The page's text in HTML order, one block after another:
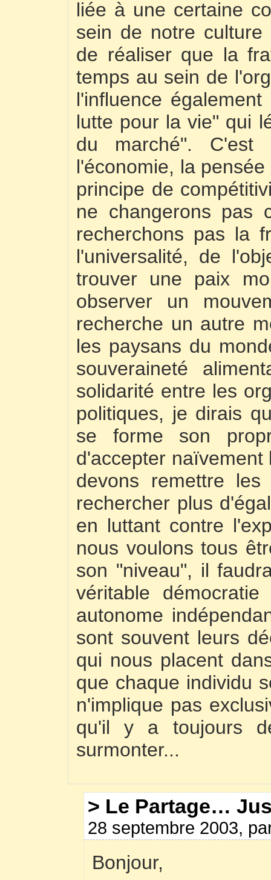
liée à une certaine
sein de notre
de réaliser que la
temps au sein de
l'influence
lutte pour la vie" qui
du marché".
l'économie, la
principe de
ne changerons pas
recherchons pas la
l'universalité, de
trouver une paix
observer un
recherche un autre
les paysans du
souveraineté
solidarité entre les
politiques, je dirais
se forme son
d'accepter
devons remettre
rechercher plus
en luttant contre
nous voulons tous
son "niveau", il
véritable
autonome
sont souvent leurs
qui nous placent
que chaque individu
n'implique pas
qu'il y a toujours
surmonter...
> Le Partage…
28 septembre 2003,
Bonjour,